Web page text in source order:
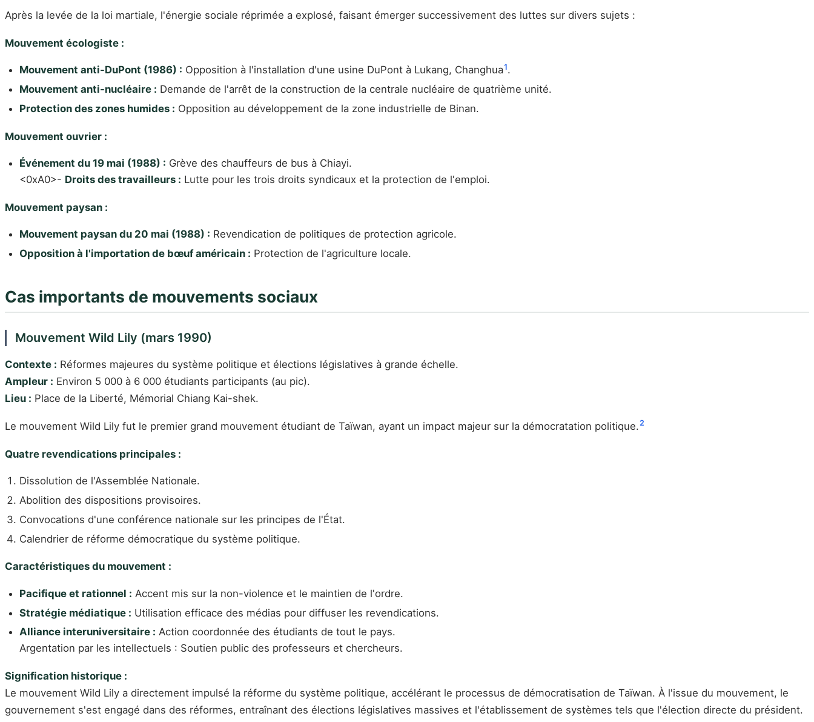
Après la levée de la loi martiale, l'énergie sociale réprimée a explosé, faisant émerger successivement des luttes sur divers sujets :
Mouvement écologiste :
Mouvement anti-DuPont (1986) : Opposition à l'installation d'une usine DuPont à Lukang, Changhua1.
Mouvement anti-nucléaire : Demande de l'arrêt de la construction de la centrale nucléaire de quatrième unité.
Protection des zones humides : Opposition au développement de la zone industrielle de Binan.
Mouvement ouvrier :
Événement du 19 mai (1988) : Grève des chauffeurs de bus à Chiayi.
<0xA0>- Droits des travailleurs : Lutte pour les trois droits syndicaux et la protection de l'emploi.
Mouvement paysan :
Mouvement paysan du 20 mai (1988) : Revendication de politiques de protection agricole.
Opposition à l'importation de bœuf américain : Protection de l'agriculture locale.
Cas importants de mouvements sociaux
Mouvement Wild Lily (mars 1990)
Contexte : Réformes majeures du système politique et élections législatives à grande échelle.
Ampleur : Environ 5 000 à 6 000 étudiants participants (au pic).
Lieu : Place de la Liberté, Mémorial Chiang Kai-shek.
Le mouvement Wild Lily fut le premier grand mouvement étudiant de Taïwan, ayant un impact majeur sur la démocratation politique.2
Quatre revendications principales :
Dissolution de l'Assemblée Nationale.
Abolition des dispositions provisoires.
Convocations d'une conférence nationale sur les principes de l'État.
Calendrier de réforme démocratique du système politique.
Caractéristiques du mouvement :
Pacifique et rationnel : Accent mis sur la non-violence et le maintien de l'ordre.
Stratégie médiatique : Utilisation efficace des médias pour diffuser les revendications.
Alliance interuniversitaire : Action coordonnée des étudiants de tout le pays.
Argentation par les intellectuels : Soutien public des professeurs et chercheurs.
Signification historique :
Le mouvement Wild Lily a directement impulsé la réforme du système politique, accélérant le processus de démocratisation de Taïwan. À l'issue du mouvement, le
gouvernement s'est engagé dans des réformes, entraînant des élections législatives massives et l'établissement de systèmes tels que l'élection directe du président.